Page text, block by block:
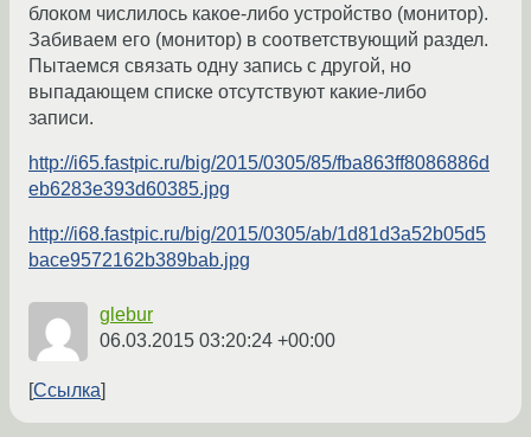
блоком числилось какое-либо устройство (монитор).
Забиваем его (монитор) в соответствующий раздел.
Пытаемся связать одну запись с другой, но
выпадающем списке отсутствуют какие-либо
записи.
http://i65.fastpic.ru/big/2015/0305/85/fba863ff8086886d
eb6283e393d60385.jpg
http://i68.fastpic.ru/big/2015/0305/ab/1d81d3a52b05d5
bace9572162b389bab.jpg
glebur
06.03.2015 03:20:24 +00:00
Ссылка